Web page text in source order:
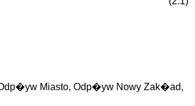
Miasto, Odp�yw Nowy Zak�ad,